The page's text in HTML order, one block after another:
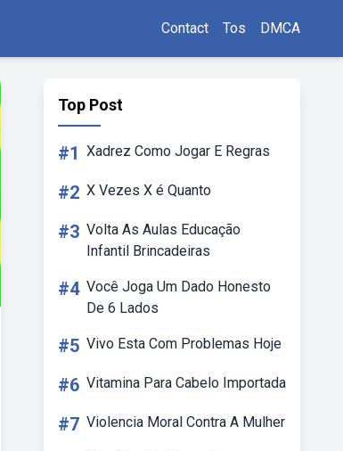
Contact Tos DMCA
Top Post
#1 Xadrez Como Jogar E Regras
#2 X Vezes X é Quanto
#3 Volta As Aulas Educação
Infantil Brincadeiras
#4 Você Joga Um Dado Honesto
De 6 Lados
#5 Vivo Esta Com Problemas Hoje
#6 Vitamina Para Cabelo Importada
#7 Violencia Moral Contra A Mulher